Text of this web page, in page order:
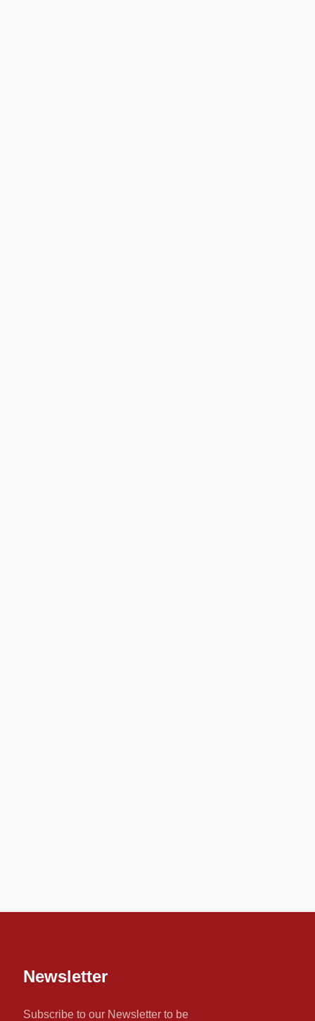
Newsletter
Subscribe to our Newsletter to be